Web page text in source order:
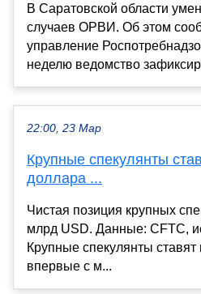
В Саратовской области
случаев ОРВИ. Об этом
управление
неделю ведомство
22:00, 23 Мар
Крупные спекулянты
доллара ...
Чистая позиция крупных
млрд USD. Данные: CFTC,
Крупные спекулянты
впервые с м...